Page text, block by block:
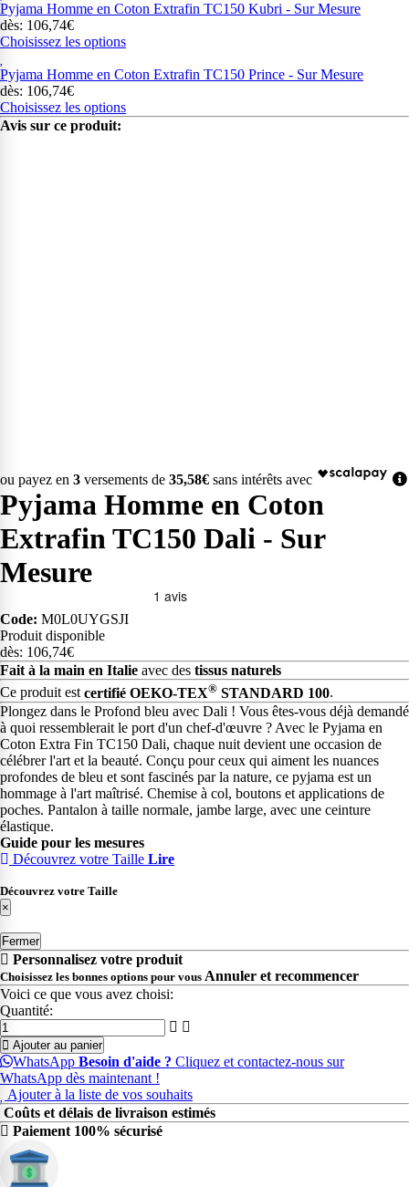
Pyjama Homme en Coton Extrafin TC150 Kubri - Sur Mesure
dès: 106,74€
Choisissez les options
Pyjama Homme en Coton Extrafin TC150 Prince - Sur Mesure
dès: 106,74€
Choisissez les options
Avis sur ce produit:
ou payez en 3 versements de 35,58€ sans intérêts avec
Pyjama Homme en Coton
Extrafin TC150 Dali - Sur
Mesure
Code: M0L0UYGSJI
Produit disponible
dès: 106,74€
Fait à la main en Italie avec des tissus naturels
Ce produit estcertifié OEKO-TEX® STANDARD 100.
Plongez dans le Profond bleu avec Dali ! Vous êtes-vous déjà demandé
à quoi ressemblerait le port d'un chef-d'œuvre ? Avec le Pyjama en
Coton Extra Fin TC150 Dali, chaque nuit devient une occasion de
célébrer l'art et la beauté. Conçu pour ceux qui aiment les nuances
profondes de bleu et sont fascinés par la nature, ce pyjama est un
hommage à l'art maîtrisé. Chemise à col, boutons et applications de
poches. Pantalon à taille normale, jambe large, avec une ceinture
élastique.
Guide pour les mesures
Découvrez votre Taille Lire
Découvrez votre Taille
×
Fermer
Personnalisez votre produit
Choisissez les bonnes options pour vous Annuler et recommencer
Voici ce que vous avez choisi:
Quantité:
Ajouter au panier
WhatsApp Besoin d'aide ? Cliquez et contactez-nous sur
WhatsApp dès maintenant !
Ajouter à la liste de vos souhaits
Coûts et délais de livraison estimés
Paiement 100% sécurisé